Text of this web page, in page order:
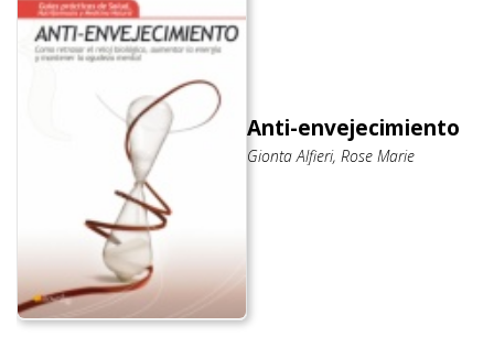
Anti-envejecimiento
Gionta Alfieri, Rose Marie